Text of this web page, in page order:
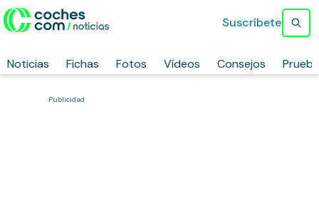
Noticias Fichas Fotos Vídeos Consejos
Suscríbete
Publicidad